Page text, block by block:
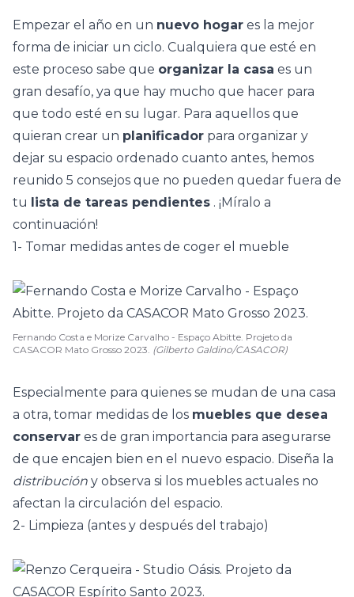
Empezar el año en un nuevo hogar es la mejor
forma de iniciar un ciclo. Cualquiera que esté en
este proceso sabe que organizar la casa es un
gran desafío, ya que hay mucho que hacer para
que todo esté en su lugar. Para aquellos que
quieran crear un planificador para organizar y
dejar su espacio ordenado cuanto antes, hemos
reunido 5 consejos que no pueden quedar fuera de
tu lista de tareas pendientes . ¡Míralo a
continuación!
1- Tomar medidas antes de coger el mueble
Fernando Costa e Morize Carvalho - Espaço Abitte. Projeto da
CASACOR Mato Grosso 2023. (Gilberto Galdino/CASACOR)
Especialmente para quienes se mudan de una casa
a otra, tomar medidas de los muebles que desea
conservar es de gran importancia para asegurarse
de que encajen bien en el nuevo espacio. Diseña la
distribución y observa si los muebles actuales no
afectan la circulación del espacio.
2- Limpieza (antes y después del trabajo)